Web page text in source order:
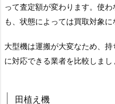
って査定額が変わります。使
も、状態によっては買取対象に
大型機は運搬が大変なため、
に対応できる業者を比較しまし
田植え機